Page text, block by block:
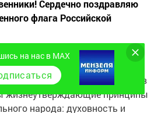
Сердечно поздравляю
флага Российской
который наряду с
одним из главных символов
жизнеутверждающие принципы
народа: духовность и
на нас в MAX